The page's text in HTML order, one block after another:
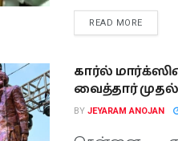
READ MORE
கார்ல்
வைத்தார்
BY JEYARAM ANOJAN